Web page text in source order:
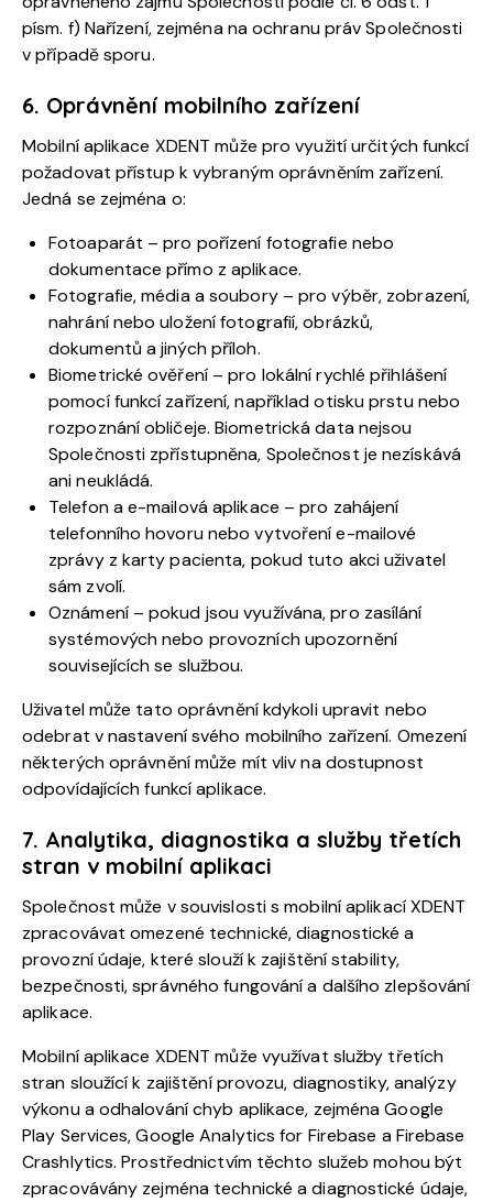
písm. f) Nařízení, zejména na ochranu práv Společnosti
v případě sporu.
6. Oprávnění mobilního zařízení
Mobilní aplikace XDENT může pro využití určitých funkcí
požadovat přístup k vybraným oprávněním zařízení.
Jedná se zejména o:
Fotoaparát – pro pořízení fotografie nebo
dokumentace přímo z aplikace.
Fotografie, média a soubory – pro výběr, zobrazení,
nahrání nebo uložení fotografií, obrázků,
dokumentů a jiných příloh.
Biometrické ověření – pro lokální rychlé přihlášení
pomocí funkcí zařízení, například otisku prstu nebo
rozpoznání obličeje. Biometrická data nejsou
Společnosti zpřístupněna, Společnost je nezískává
ani neukládá.
Telefon a e-mailová aplikace – pro zahájení
telefonního hovoru nebo vytvoření e-mailové
zprávy z karty pacienta, pokud tuto akci uživatel
sám zvolí.
Oznámení – pokud jsou využívána, pro zasílání
systémových nebo provozních upozornění
souvisejících se službou.
Uživatel může tato oprávnění kdykoli upravit nebo
odebrat v nastavení svého mobilního zařízení. Omezení
některých oprávnění může mít vliv na dostupnost
odpovídajících funkcí aplikace.
7. Analytika, diagnostika a služby třetích
stran v mobilní aplikaci
Společnost může v souvislosti s mobilní aplikací XDENT
zpracovávat omezené technické, diagnostické a
provozní údaje, které slouží k zajištění stability,
bezpečnosti, správného fungování a dalšího zlepšování
aplikace.
Mobilní aplikace XDENT může využívat služby třetích
stran sloužící k zajištění provozu, diagnostiky, analýzy
výkonu a odhalování chyb aplikace, zejména Google
Play Services, Google Analytics for Firebase a Firebase
Crashlytics. Prostřednictvím těchto služeb mohou být
zpracovávány zejména technické a diagnostické údaje,